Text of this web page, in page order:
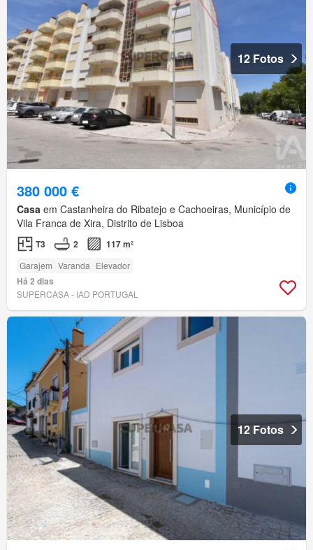
12 Fotos
380 000 €
Casa em Castanheira do Ribatejo e Cachoeiras, Município de
Vila Franca de Xira, Distrito de Lisboa
T3 2 117 m²
Garajem Varanda Elevador
Há 2 dias
SUPERCASA - IAD PORTUGAL
12 Fotos